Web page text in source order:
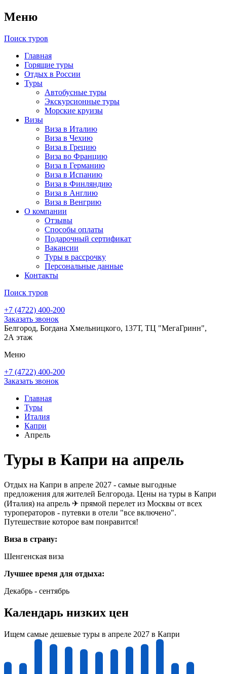
Меню
Поиск туров
Главная
Горящие туры
Отдых в России
Туры
Автобусные туры
Экскурсионные туры
Морские круизы
Визы
Виза в Италию
Виза в Чехию
Виза в Грецию
Виза во Францию
Виза в Германию
Виза в Испанию
Виза в Финляндию
Виза в Англию
Виза в Венгрию
О компании
Отзывы
Способы оплаты
Подарочный сертификат
Вакансии
Туры в рассрочку
Персональные данные
Контакты
Поиск туров
+7 (4722) 400-200
Заказать звонок
Белгород, Богдана Хмельницкого, 137Т, ТЦ "МегаГринн",
2А этаж
Меню
+7 (4722) 400-200
Заказать звонок
Главная
Туры
Италия
Капри
Апрель
Туры в Капри на апрель
Отдых на Капри в апреле 2027 - самые выгодные
предложения для жителей Белгорода. Цены на туры в Капри
(Италия) на апрель ✈ прямой перелет из Москвы от всех
туроператоров - путевки в отели "все включено".
Путешествие которое вам понравится!
Виза в страну:
Шенгенская виза
Лучшее время для отдыха:
Декабрь - сентябрь
Календарь низких цен
Ищем самые дешевые туры в апреле 2027 в Капри